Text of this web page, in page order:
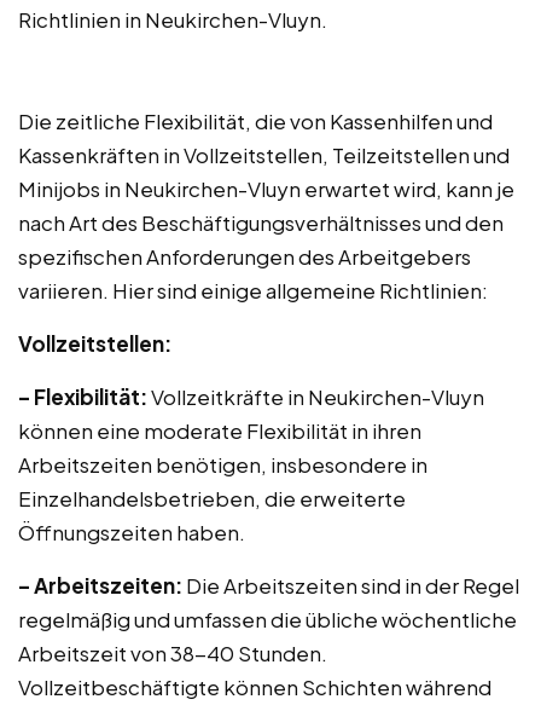
Richtlinien in Neukirchen-Vluyn.
Die zeitliche Flexibilität, die von Kassenhilfen und
Kassenkräften in Vollzeitstellen, Teilzeitstellen und
Minijobs in Neukirchen-Vluyn erwartet wird, kann je
nach Art des Beschäftigungsverhältnisses und den
spezifischen Anforderungen des Arbeitgebers
variieren. Hier sind einige allgemeine Richtlinien:
Vollzeitstellen:
– Flexibilität:Vollzeitkräfte in Neukirchen-Vluyn
können eine moderate Flexibilität in ihren
Arbeitszeiten benötigen, insbesondere in
Einzelhandelsbetrieben, die erweiterte
Öffnungszeiten haben.
– Arbeitszeiten: Die Arbeitszeiten sind in der Regel
regelmäßig und umfassen die übliche wöchentliche
Arbeitszeit von 38-40 Stunden.
Vollzeitbeschäftigte können Schichten während